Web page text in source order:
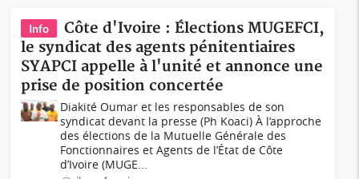
Info
Côte d'Ivoire : Élections MUGEFCI,
le syndicat des agents pénitentiaires
SYAPCI appelle à l'unité et annonce une
prise de position concertée
Diakité Oumar et les responsables de son
syndicat devant la presse (Ph Koaci) À l’approche
des élections de la Mutuelle Générale des
Fonctionnaires et Agents de l’État de Côte
d’Ivoire (MUGE...